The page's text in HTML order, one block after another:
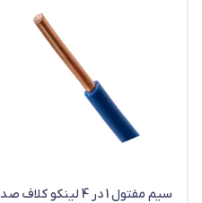
سیم مفتول 1 در 4 لینکو کلاف صد